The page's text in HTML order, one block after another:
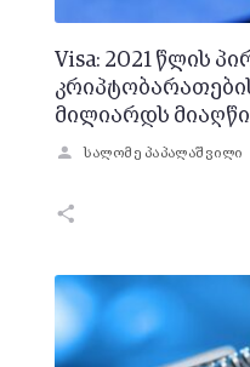
Visa: 2021 წლის
მილიარდს
სალომე პაპალაშვილი